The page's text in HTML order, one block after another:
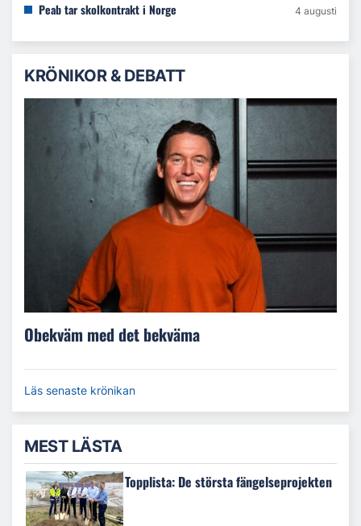
Peab tar skolkontrakt i Norge 4 augusti
KRÖNIKOR & DEBATT
Obekväm med det bekväma
Läs senaste krönikan
MEST LÄSTA
Topplista: De största fängelseprojekten